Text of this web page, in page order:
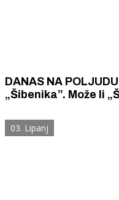
DANAS NA
„Šibenika”. Može li „Šibenik” iznenaditi „Hajduk”
HNL-a?
03. Lipanj